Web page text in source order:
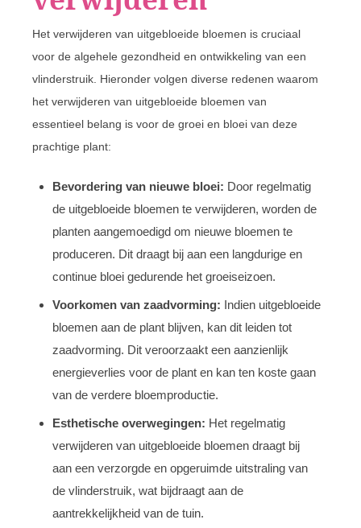
Het verwijderen van uitgebloeide bloemen is cruciaal
voor de algehele gezondheid en ontwikkeling van een
vlinderstruik. Hieronder volgen diverse redenen waarom
het verwijderen van uitgebloeide bloemen van
essentieel belang is voor de groei en bloei van deze
prachtige plant:
Bevordering van nieuwe bloei: Door regelmatig
de uitgebloeide bloemen te verwijderen, worden de
planten aangemoedigd om nieuwe bloemen te
produceren. Dit draagt bij aan een langdurige en
continue bloei gedurende het groeiseizoen.
Voorkomen van zaadvorming: Indien uitgebloeide
bloemen aan de plant blijven, kan dit leiden tot
zaadvorming. Dit veroorzaakt een aanzienlijk
energieverlies voor de plant en kan ten koste gaan
van de verdere bloemproductie.
Esthetische overwegingen: Het regelmatig
verwijderen van uitgebloeide bloemen draagt bij
aan een verzorgde en opgeruimde uitstraling van
de vlinderstruik, wat bijdraagt aan de
aantrekkelijkheid van de tuin.